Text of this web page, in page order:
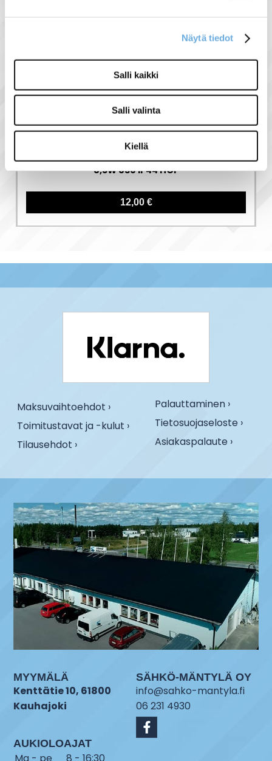
Näytä tiedot
Salli kaikki
Salli valinta
Kiellä
UUTUUS
Airam Slim 12V LED
8,5W 830 IP44 HOP
12,00 €
Maksuvaihtoehdot ›
Toimitustavat ja -kulut ›
Tilausehdot ›
Palauttaminen ›
Tietosuojaseloste ›
Asiakaspalaute ›
MYYMÄLÄ
Kenttätie 10, 61800
Kauhajoki
AUKIOLOAJAT
Ma - pe 8 - 16:30
SÄHKÖ-MÄNTYLÄ OY
info@sahko-mantyla.fi
06 231 4930